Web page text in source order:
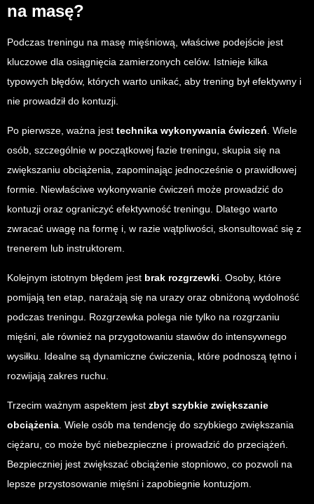
na masę?
Podczas treningu na masę mięśniową, właściwe podejście jest
kluczowe dla osiągnięcia zamierzonych celów. Istnieje kilka
typowych błędów, których warto unikać, aby trening był efektywny i
nie prowadził do kontuzji.
Po pierwsze, ważna jest technika wykonywania ćwiczeń . Wiele
osób, szczególnie w początkowej fazie treningu, skupia się na
zwiększaniu obciążenia, zapominając jednocześnie o prawidłowej
formie. Niewłaściwe wykonywanie ćwiczeń może prowadzić do
kontuzji oraz ograniczyć efektywność treningu. Dlatego warto
zwracać uwagę na formę i, w razie wątpliwości, skonsultować się z
trenerem lub instruktorem.
Kolejnym istotnym błędem jest brak rozgrzewki . Osoby, które
pomijają ten etap, narażają się na urazy oraz obniżoną wydolność
podczas treningu. Rozgrzewka polega nie tylko na rozgrzaniu
mięśni, ale również na przygotowaniu stawów do intensywnego
wysiłku. Idealne są dynamiczne ćwiczenia, które podnoszą tętno i
rozwijają zakres ruchu.
Trzecim ważnym aspektem jest zbyt szybkie zwiększanie
obciążenia . Wiele osób ma tendencję do szybkiego zwiększania
ciężaru, co może być niebezpieczne i prowadzić do przeciążeń.
Bezpieczniej jest zwiększać obciążenie stopniowo, co pozwoli na
lepsze przystosowanie mięśni i zapobiegnie kontuzjom.